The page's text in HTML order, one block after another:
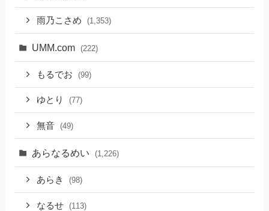
雨乃こさめ (1,353)
UMM.com (222)
もるでお (99)
ゆとり (77)
無音 (49)
あらなるめい (1,226)
あらき (98)
なるせ (113)